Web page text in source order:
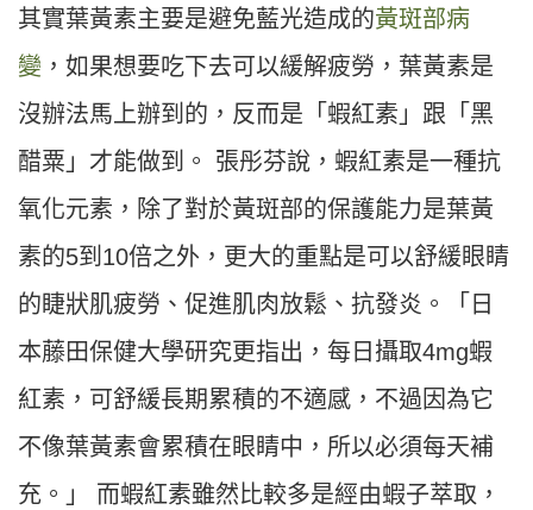
其實葉黃素主要是避免藍光造成的黃斑部病
變 ，如果想要吃下去可以緩解疲勞，葉黃素是
沒辦法馬上辦到的，反而是「蝦紅素」跟「黑
醋粟」才能做到。 張彤芬說，蝦紅素是一種抗
氧化元素，除了對於黃斑部的保護能力是葉黃
素的5到10倍之外，更大的重點是可以舒緩眼睛
的睫狀肌疲勞、促進肌肉放鬆、抗發炎。「日
本藤田保健大學研究更指出，每日攝取4mg蝦
紅素，可舒緩長期累積的不適感，不過因為它
不像葉黃素會累積在眼睛中，所以必須每天補
充。」 而蝦紅素雖然比較多是經由蝦子萃取，